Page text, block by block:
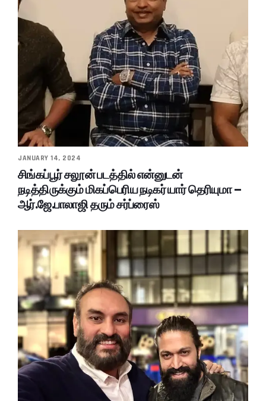
JANUARY 14, 2024
சிங்கப்பூர் சலூன் படத்தில் என்னுடன்
நடித்திருக்கும் மிகப்பெரிய நடிகர் யார் தெரியுமா –
ஆர்.ஜே.பாலாஜி தரும் சர்ப்ரைஸ்